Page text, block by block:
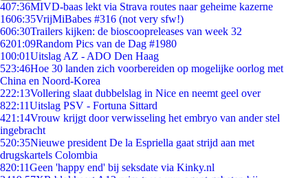
407:36MIVD-baas lekt via Strava routes naar geheime kazerne
1606:35VrijMiBabes #316 (not very sfw!)
606:30Trailers kijken: de bioscoopreleases van week 32
6201:09Random Pics van de Dag #1980
100:01Uitslag AZ - ADO Den Haag
523:46Hoe 30 landen zich voorbereiden op mogelijke oorlog met
China en Noord-Korea
222:13Vollering slaat dubbelslag in Nice en neemt geel over
822:11Uitslag PSV - Fortuna Sittard
421:14Vrouw krijgt door verwisseling het embryo van ander stel
ingebracht
520:35Nieuwe president De la Espriella gaat strijd aan met
drugskartels Colombia
820:11Geen 'happy end' bij seksdate via Kinky.nl